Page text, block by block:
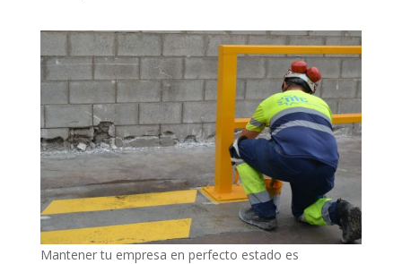
Mantener tu empresa en perfecto estado es